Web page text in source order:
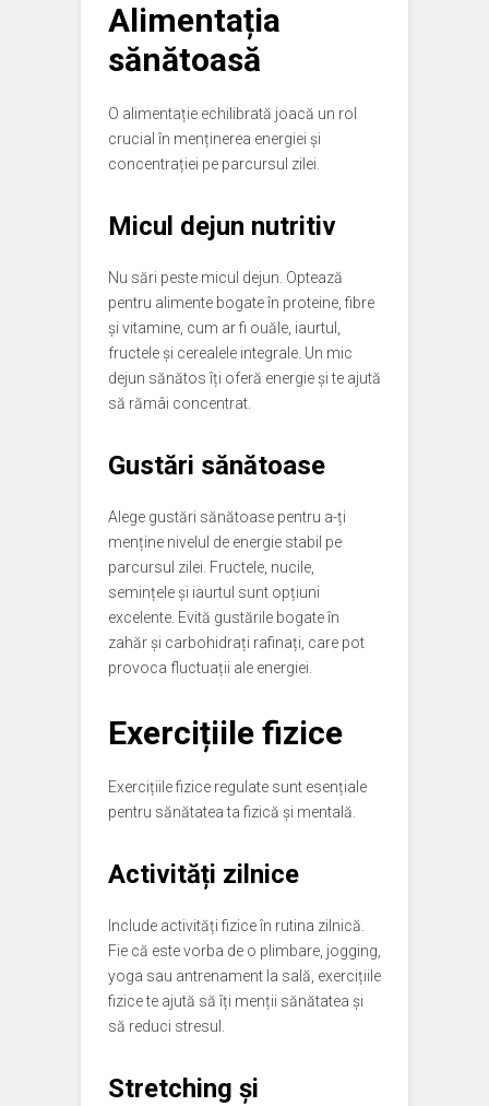
Alimentația
sănătoasă
O alimentație echilibrată joacă un rol
crucial în menținerea energiei și
concentrației pe parcursul zilei.
Micul dejun nutritiv
Nu sări peste micul dejun. Optează
pentru alimente bogate în proteine, fibre
și vitamine, cum ar fi ouăle, iaurtul,
fructele și cerealele integrale. Un mic
dejun sănătos îți oferă energie și te ajută
să rămâi concentrat.
Gustări sănătoase
Alege gustări sănătoase pentru a-ți
menține nivelul de energie stabil pe
parcursul zilei. Fructele, nucile,
semințele și iaurtul sunt opțiuni
excelente. Evită gustările bogate în
zahăr și carbohidrați rafinați, care pot
provoca fluctuații ale energiei.
Exercițiile fizice
Exercițiile fizice regulate sunt esențiale
pentru sănătatea ta fizică și mentală.
Activități zilnice
Include activități fizice în rutina zilnică.
Fie că este vorba de o plimbare, jogging,
yoga sau antrenament la sală, exercițiile
fizice te ajută să îți menții sănătatea și
să reduci stresul.
Stretching și